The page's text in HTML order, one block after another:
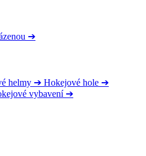
➔
helmy ➔ Hokejové hole ➔
vybavení ➔